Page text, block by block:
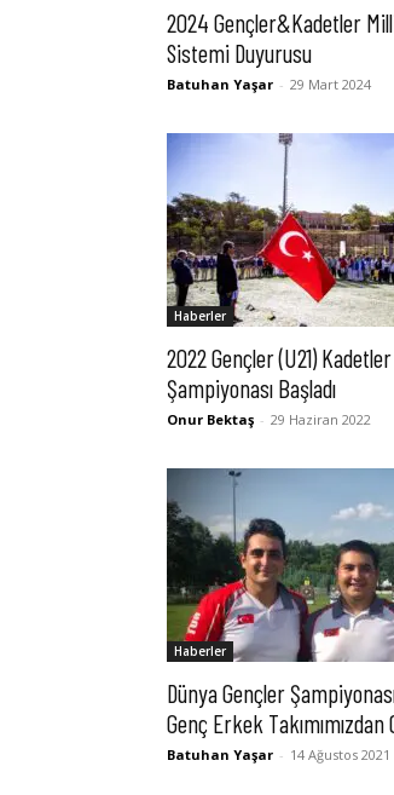
2024 Gençler&Kadetler
Sistemi Duyurusu
Batuhan Yaşar - 29 Mart 2024
Haberler
2022 Gençler (U21)
Şampiyonası Başladı
Onur Bektaş - 29 Haziran 2022
Haberler
Dünya Gençler
Genç Erkek
Batuhan Yaşar - 14 Ağustos 2021